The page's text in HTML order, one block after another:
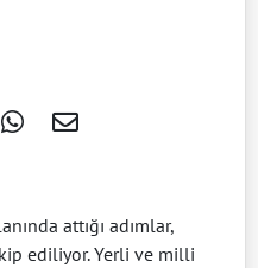
attığı adımlar,
ediliyor. Yerli ve milli